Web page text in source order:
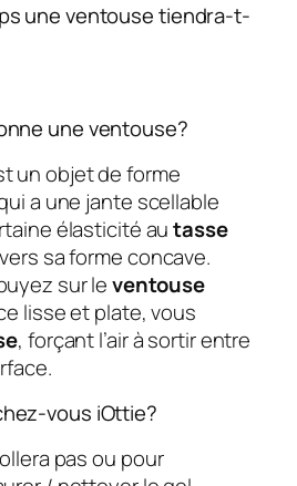
une ventouse tiendra-t-
une ventouse?
un objet de forme
a une jante scellable
élasticité autasse
sa forme concave.
sur leventouse
lisse et plate, vous
, forçant l’air à sortir entre
vous iOttie?
pas ou pour